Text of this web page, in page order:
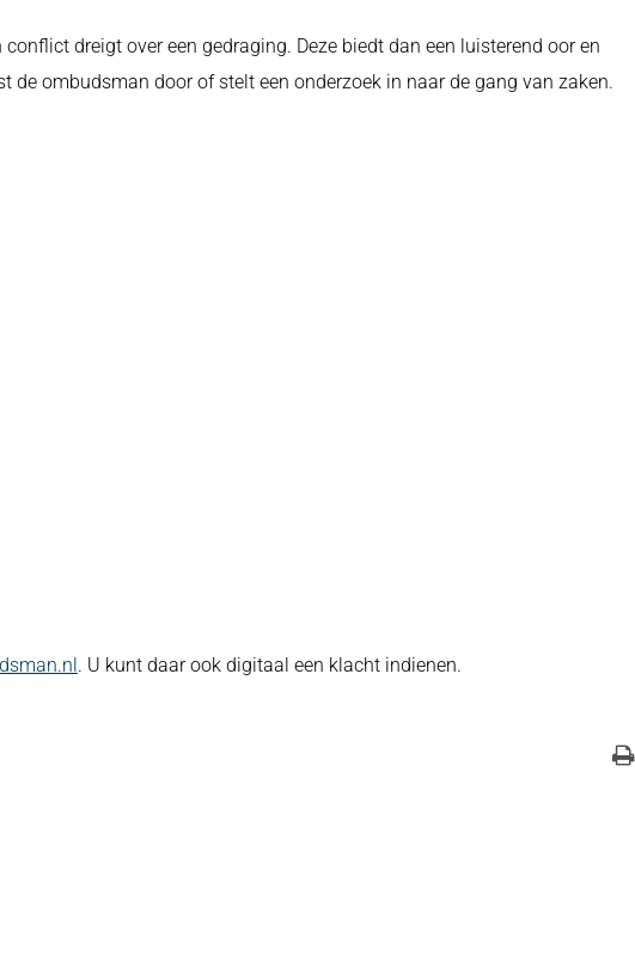
dreigt over een gedraging. Deze biedt dan een luisterend oor en
de ombudsman door of stelt een onderzoek in naar de gang van zaken.
. U kunt daar ook digitaal een klacht indienen.